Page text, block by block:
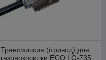
Трансмиссия (привод) для
газонокосилки ECO LG-735